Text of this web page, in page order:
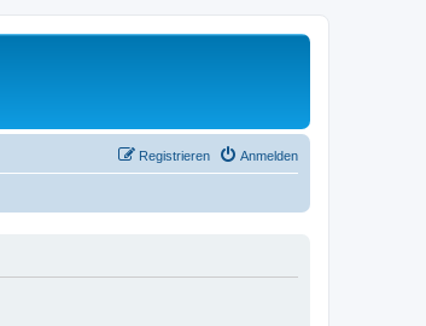
Anmelden
Registrieren